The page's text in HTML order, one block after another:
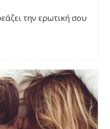
την ερωτική σου